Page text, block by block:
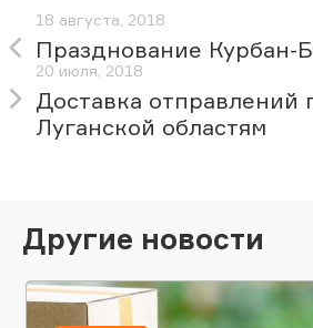
18 августа, 2018
Празднование Курбан-
20 июля, 2018
Доставка отправлений
Луганской областям
Другие новости